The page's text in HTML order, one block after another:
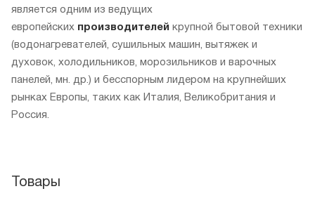
является одним из ведущих
европейских производителей крупной бытовой техники
(водонагревателей, сушильных машин, вытяжек и
духовок, холодильников, морозильников и варочных
панелей, мн. др.) и бесспорным лидером на крупнейших
рынках Европы, таких как Италия, Великобритания и
Россия.
Товары